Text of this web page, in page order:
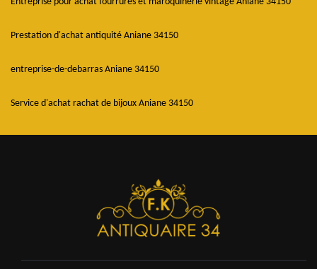
Prestation d'achat antiquité Aniane 34150
entreprise-de-debarras Aniane 34150
Service d'achat rachat de bijoux Aniane 34150